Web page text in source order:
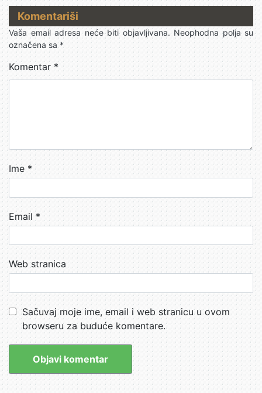
Komentariši
Vaša email adresa neće biti objavljivana. Neophodna polja su
označena sa*
Komentar *
Ime*
Email*
Web stranica
Sačuvaj moje ime, email i web stranicu u ovom
browseru za buduće komentare.